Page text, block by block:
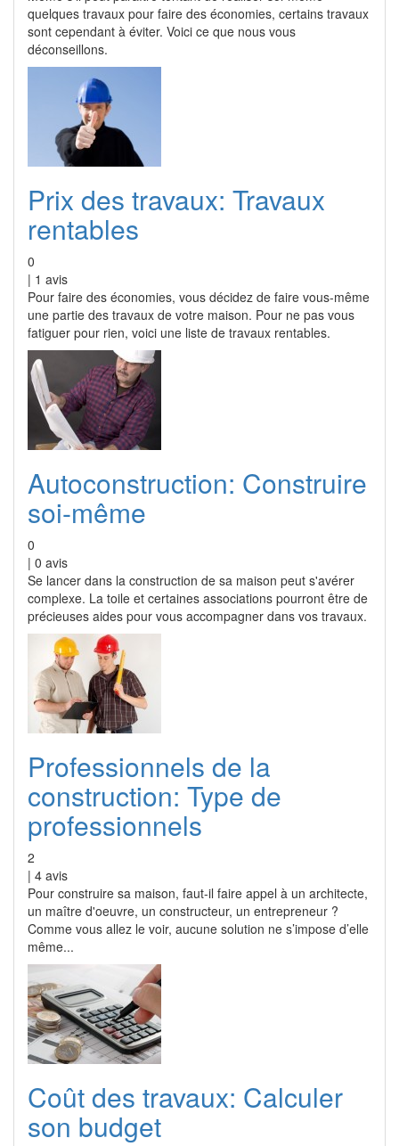
quelques travaux pour faire des économies, certains travaux
sont cependant à éviter. Voici ce que nous vous
déconseillons.
Prix des travaux: Travaux
rentables
0
| 1 avis
Pour faire des économies, vous décidez de faire vous-même
une partie des travaux de votre maison. Pour ne pas vous
fatiguer pour rien, voici une liste de travaux rentables.
Autoconstruction: Construire
soi-même
0
| 0 avis
Se lancer dans la construction de sa maison peut s'avérer
complexe. La toile et certaines associations pourront être de
précieuses aides pour vous accompagner dans vos travaux.
Professionnels de la
construction: Type de
professionnels
2
| 4 avis
Pour construire sa maison, faut-il faire appel à un architecte,
un maître d'oeuvre, un constructeur, un entrepreneur ?
Comme vous allez le voir, aucune solution ne s’impose d’elle
même...
Coût des travaux: Calculer
son budget